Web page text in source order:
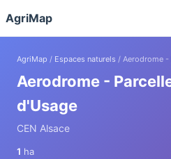
AgriMap
AgriMap / Espaces naturels / Aerodrome -
Aerodrome -
d'Usage
CEN Alsace
1 ha